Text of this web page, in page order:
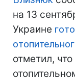
на 13
Украине
отметил,